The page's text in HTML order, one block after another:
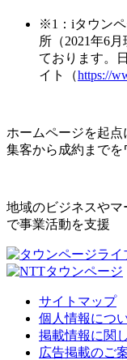
※1：iタウンペ
所（2021年6
ております。
イト（https://
ホームページを起点
集客から成約まで
地域のビジネスや
で事業活動を支援
サイトマップ
個人情報につ
掲載情報に関
広告掲載のご